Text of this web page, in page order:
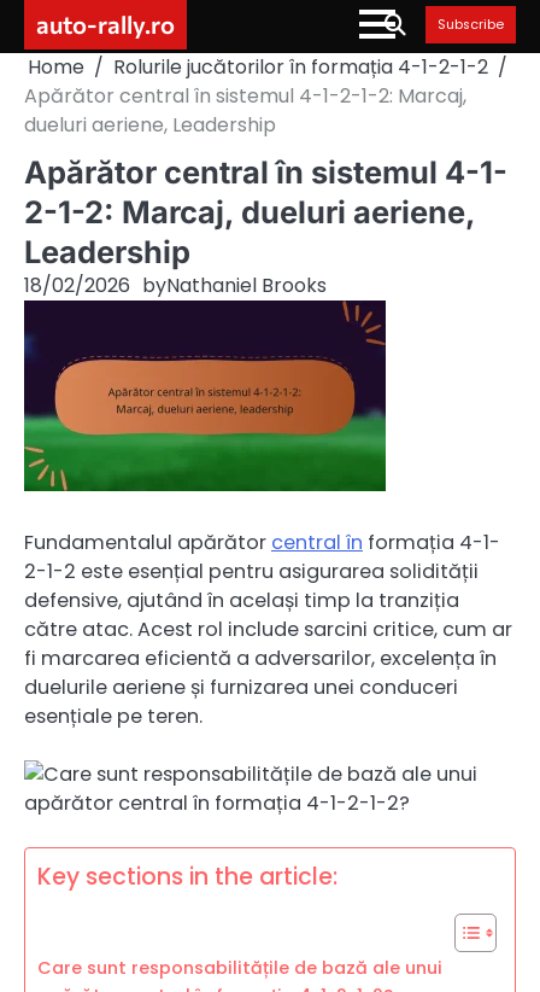
content
auto-rally.ro Subscribe
Home
Rolurile jucătorilor în formația 4-1-2-1-2
Apărător central în sistemul 4-1-2-1-2: Marcaj,
dueluri aeriene, Leadership
Apărător central în sistemul 4-1-
2-1-2: Marcaj, dueluri aeriene,
Leadership
18/02/2026 byNathaniel Brooks
Fundamentalul apărător central în formația 4-1-
2-1-2 este esențial pentru asigurarea solidității
defensive, ajutând în același timp la tranziția
către atac. Acest rol include sarcini critice, cum ar
fi marcarea eficientă a adversarilor, excelența în
duelurile aeriene și furnizarea unei conduceri
esențiale pe teren.
Key sections in the article:
Care sunt responsabilitățile de bază ale unui